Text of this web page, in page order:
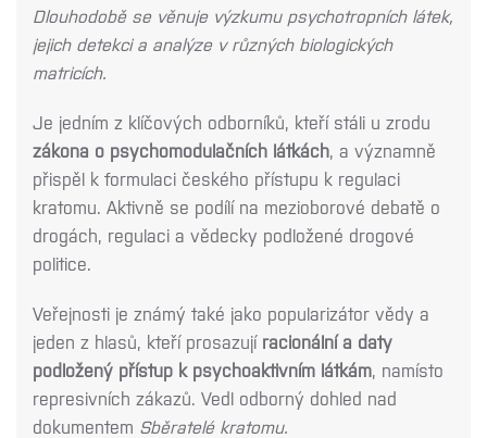
Dlouhodobě se věnuje výzkumu psychotropních látek,
jejich detekci a analýze v různých biologických
matricích.
Je jedním z klíčových odborníků, kteří stáli u zrodu
zákona o psychomodulačních látkách, a významně
přispěl k formulaci českého přístupu k regulaci
kratomu. Aktivně se podílí na mezioborové debatě o
drogách, regulaci a vědecky podložené drogové
politice.
Veřejnosti je známý také jako popularizátor vědy a
jeden z hlasů, kteří prosazují racionální a daty
podložený přístup k psychoaktivním látkám, namísto
represivních zákazů. Vedl odborný dohled nad
dokumentem Sběratelé kratomu.